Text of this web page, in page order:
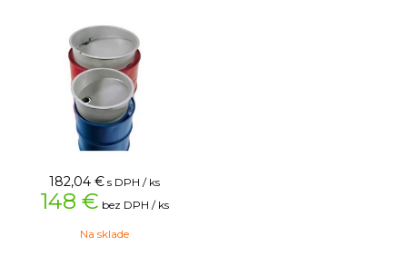
182,04 € s DPH / ks
148 € bez DPH / ks
Na sklade